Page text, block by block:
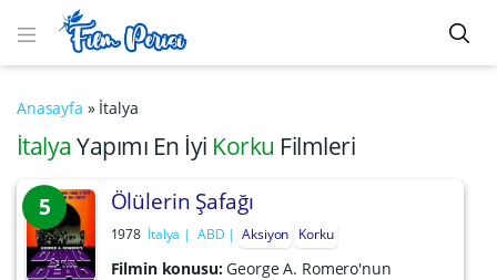
Anasayfa » İtalya
İtalya Yapımı En İyi Korku Filmleri
5 Ölülerin Şafağı
1978 İtalya ABD Aksiyon Korku
Filmin konusu:George A. Romero'nun